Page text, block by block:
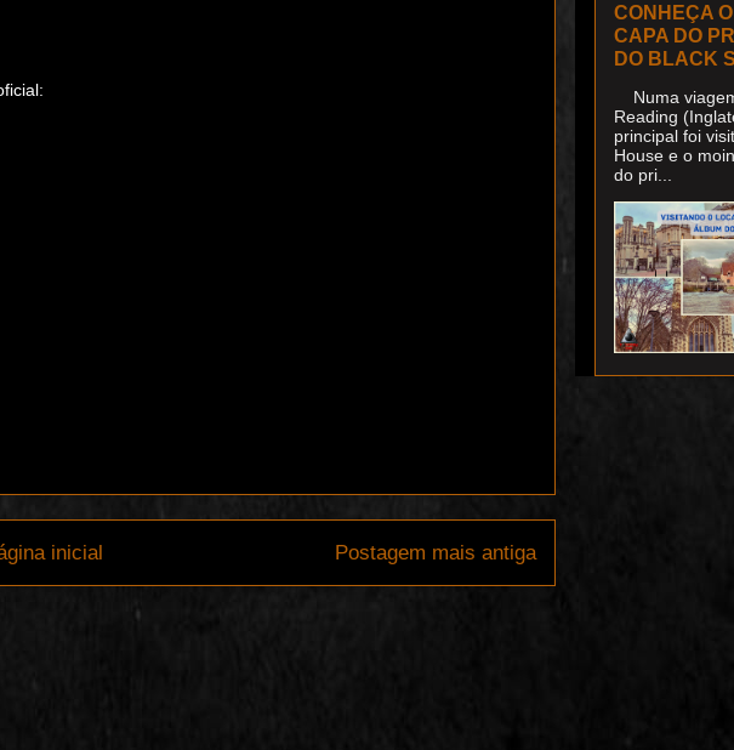
Postagem mais antiga
inicial
CONHEÇA
CAPA DO
DO BLACK
Numa
Reading
principal foi
House e o
do pri...